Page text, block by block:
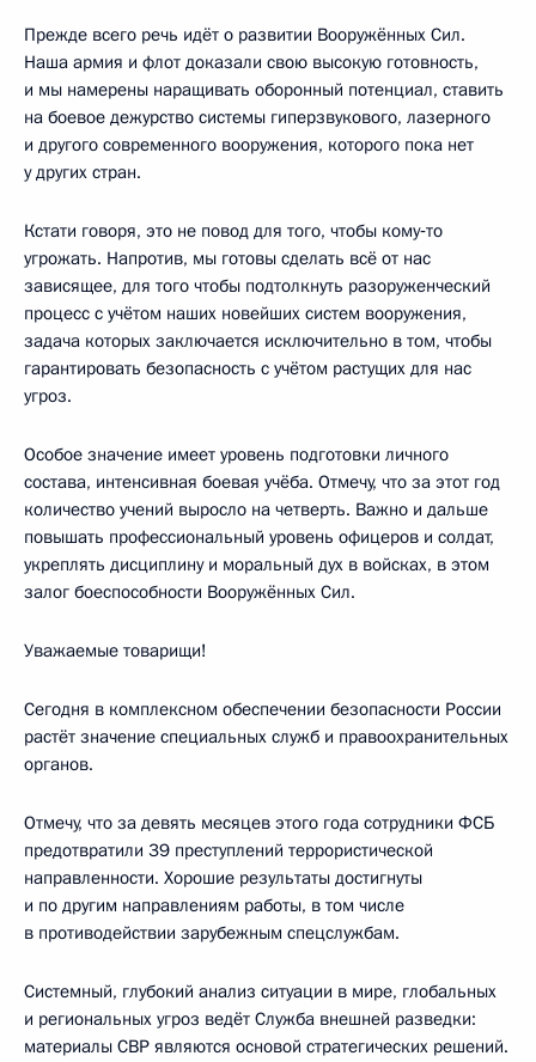
Прежде всего речь идёт о развитии Вооружённых Сил.
Наша армия и флот доказали свою высокую готовность,
и мы намерены наращивать оборонный потенциал, ставить
на боевое дежурство системы гиперзвукового, лазерного
и другого современного вооружения, которого пока нет
у других стран.
Кстати говоря, это не повод для того, чтобы кому‑то
угрожать. Напротив, мы готовы сделать всё от нас
зависящее, для того чтобы подтолкнуть разоруженческий
процесс с учётом наших новейших систем вооружения,
задача которых заключается исключительно в том, чтобы
гарантировать безопасность с учётом растущих для нас
угроз.
Особое значение имеет уровень подготовки личного
состава, интенсивная боевая учёба. Отмечу, что за этот год
количество учений выросло на четверть. Важно и дальше
повышать профессиональный уровень офицеров и солдат,
укреплять дисциплину и моральный дух в войсках, в этом
залог боеспособности Вооружённых Сил.
Уважаемые товарищи!
Сегодня в комплексном обеспечении безопасности России
растёт значение специальных служб и правоохранительных
органов.
Отмечу, что за девять месяцев этого года сотрудники ФСБ
предотвратили 39 преступлений террористической
направленности. Хорошие результаты достигнуты
и по другим направлениям работы, в том числе
в противодействии зарубежным спецслужбам.
Системный, глубокий анализ ситуации в мире, глобальных
и региональных угроз ведёт Служба внешней разведки:
материалы СВР являются основой стратегических решений.